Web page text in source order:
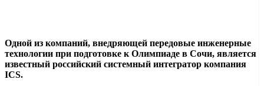
Одной из компаний, внедряющей передовые инженерные
технологии при подготовке к Олимпиаде в Сочи, является
известный российский системный интегратор компания
ICS.